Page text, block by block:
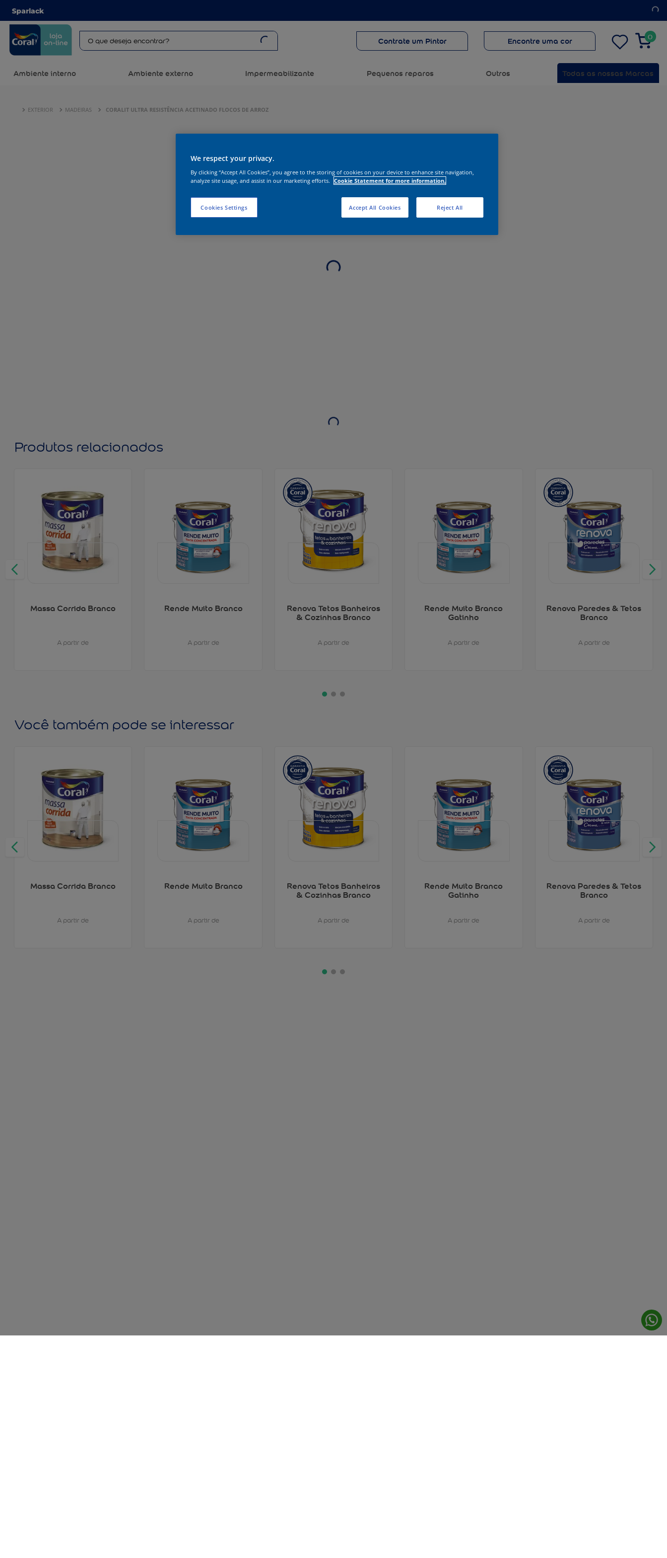
Sparlack
Contrate um Pintor Encontre uma cor 0
Ambiente interno Ambiente externo Impermeabilizante Pequenos reparos Outros Todas as nossas Marcas
EXTERIOR MADEIRAS CORALIT ULTRA RESISTÊNCIA ACETINADO FLOCOS DE ARROZ
Produtos relacionados
Massa Corrida Branco
A partir de
Rende Muito Branco
A partir de
Renova Tetos Banheiros
& Cozinhas Branco
A partir de
Rende Muito Branco
Gatinho
A partir de
Renova Paredes & Tetos
Branco
A partir de
Você também pode se interessar
Massa Corrida Branco
A partir de
Rende Muito Branco
A partir de
Renova Tetos Banheiros
& Cozinhas Branco
A partir de
Rende Muito Branco
Gatinho
A partir de
Renova Paredes & Tetos
Branco
A partir de
We respect your privacy.
By clicking “Accept All Cookies”, you agree to the storing of cookies on your device to enhance site navigation,
analyze site usage, and assist in our marketing efforts. Cookie Statement for more information.
Cookies Settings Reject All
Accept All Cookies